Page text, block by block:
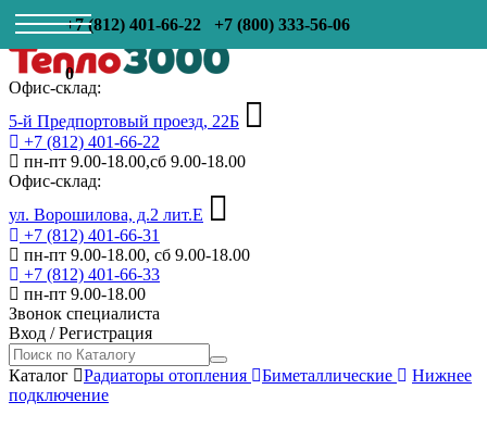
+7 (812) 401-66-22 +7 (800) 333-56-06
0
Офис-склад:
5-й Предпортовый проезд, 22Б
+7 (812) 401-66-22
пн-пт 9.00-18.00,сб 9.00-18.00
Офис-склад:
ул. Ворошилова, д.2 лит.Е
+7 (812) 401-66-31
пн-пт 9.00-18.00, сб 9.00-18.00
+7 (812) 401-66-33
пн-пт 9.00-18.00
Звонок специалиста
Вход /Регистрация
Каталог Радиаторы отопления Биметаллические
Нижнее
подключение